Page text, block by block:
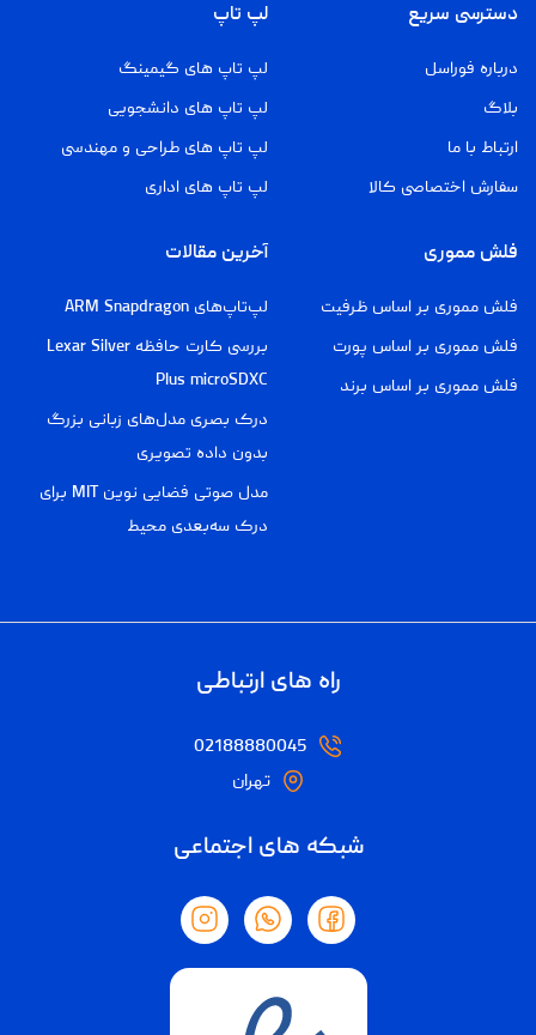
دسترسی سریع
درباره فوراسل
بلاگ
ارتباط با ما
سفارش اختصاصی کالا
لپ تاپ
لپ تاپ های گیمینگ
لپ تاپ های دانشجویی
لپ تاپ های طراحی و مهندسی
لپ تاپ های اداری
فلش مموری
فلش مموری بر اساس ظرفیت
فلش مموری بر اساس پورت
فلش مموری بر اساس برند
آخرین مقالات
لپ‌تاپ‌های ARM Snapdragon
بررسی کارت حافظه Lexar Silver
Plus microSDXC
درک بصری مدل‌های زبانی بزرگ
بدون داده تصویری
مدل صوتی فضایی نوین MIT برای
درک سه‌بعدی محیط
راه های ارتباطی
02188880045
تهران
شبکه های اجتماعی